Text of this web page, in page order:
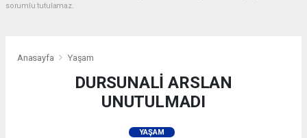
sorumlu tutulamaz.
Anasayfa Yaşam
DURSUNALİ ARSLAN
UNUTULMADI
YAŞAM